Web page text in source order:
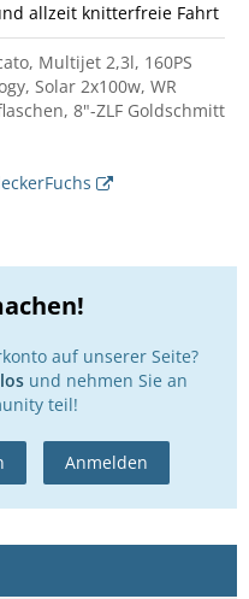
allzeit knitterfreie Fahrt
Multijet 2,3l, 160PS
Solar 2x100w, WR
8"-ZLF Goldschmitt
auf unserer Seite?
und nehmen Sie an
teil!
Anmelden